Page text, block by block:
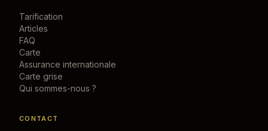
Tarification
Articles
FAQ
Carte
Assurance internationale
Carte grise
Qui sommes-nous ?
CONTACT